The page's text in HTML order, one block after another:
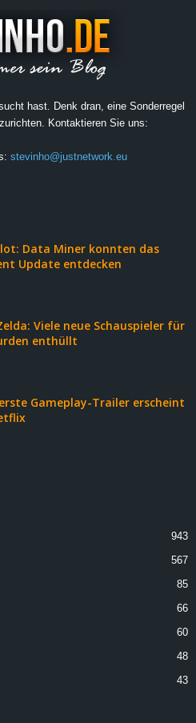
hast. Denk dran, eine Sonderregel
Kontaktieren Sie uns:
stevinho@justnetwork.eu
Data Miner konnten das
Update entdecken
Viele neue Schauspieler für
enthüllt
Gameplay-Trailer erscheint
943
567
85
66
60
48
43